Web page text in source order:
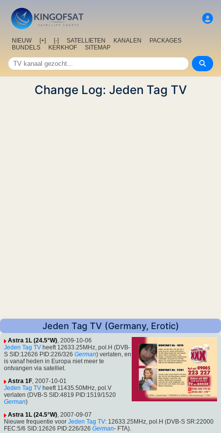
NIEUW [+] [-] SATELLIETEN KANALEN
PACKAGES
BUNDELS
KERKHOF SITEMAP
Change Log: Jeden Tag TV
Jeden Tag TV (Germany, Erotic)
Astra 1L (24.5°W), 2009-10-06
Jeden Tag TV heeft 12633.25MHz, pol.H (DVB-
S SID:12626 PID:226/326 German) verlaten, en
is vanaf heden in Europa niet meer te
ontvangen via satelliet.
Astra 1F, 2007-10-01
Jeden Tag TV heeft 11435.50MHz, pol.V
verlaten (DVB-S SID:4819 PID:1519/1520
German)
Astra 1L (24.5°W), 2007-09-07
Nieuwe frequentie voor Jeden Tag TV: 12633.25MHz, pol.H (DVB-S SR:22000
FEC:5/6 SID:12626 PID:226/326 German- FTA).